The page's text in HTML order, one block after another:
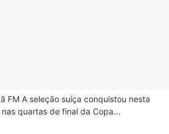
FM A seleção suíça conquistou nesta
quartas de final da Copa...